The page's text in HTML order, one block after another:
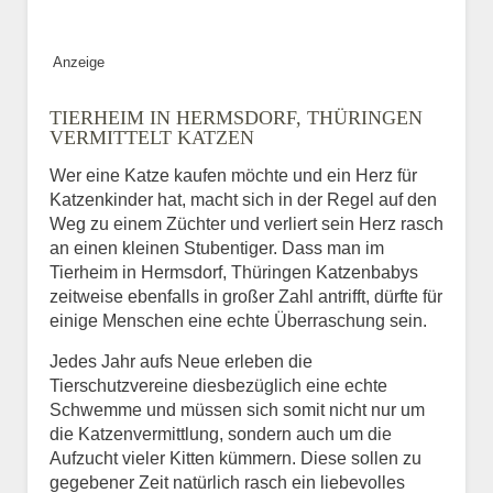
Keine Datei ausgewählt
Vermisst seit
Ort des Verschwindens
Anzeige
TIERHEIM IN HERMSDORF, THÜRINGEN
VERMITTELT KATZEN
Wer eine Katze kaufen möchte und ein Herz für
Katzenkinder hat, macht sich in der Regel auf den
Weg zu einem Züchter und verliert sein Herz rasch
an einen kleinen Stubentiger. Dass man im
Tierheim in Hermsdorf, Thüringen Katzenbabys
zeitweise ebenfalls in großer Zahl antrifft, dürfte für
einige Menschen eine echte Überraschung sein.
Jedes Jahr aufs Neue erleben die
Tierschutzvereine diesbezüglich eine echte
Schwemme und müssen sich somit nicht nur um
die Katzenvermittlung, sondern auch um die
Aufzucht vieler Kitten kümmern. Diese sollen zu
gegebener Zeit natürlich rasch ein liebevolles